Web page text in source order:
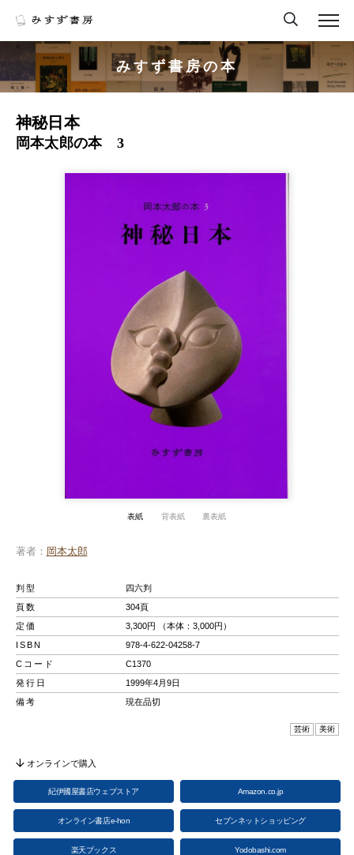
みすず書房の本
神秘日本
岡本太郎の本 3
表紙 背表紙 裏表紙
著者 岡本太郎
判型
四六判
頁数
304頁
定価
3,300円 （本体：3,000円）
ISBN
978-4-622-04258-7
Cコード
C1370
発行日
1999年4月9日
備考
現在品切
芸術 美術
オンラインで購入
紀伊國屋書店ウェブストア Amazon.co.jp
オンライン書店e-hon セブンネットショッピング
楽天ブックス Yodobashi.com